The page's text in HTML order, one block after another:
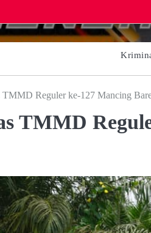
TMMD Reguler ke-127 Mancing
TMMD